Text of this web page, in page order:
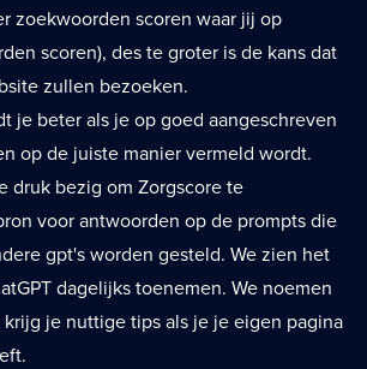
zoekwoorden scoren waar jij op
scoren), des te groter is de kans dat
zullen bezoeken.
je beter als je op goed aangeschreven
op de juiste manier vermeld wordt.
druk bezig om Zorgscore te
voor antwoorden op de prompts die
gpt's worden gesteld. We zien het
dagelijks toenemen. We noemen
krijg je nuttige tips als je je eigen pagina